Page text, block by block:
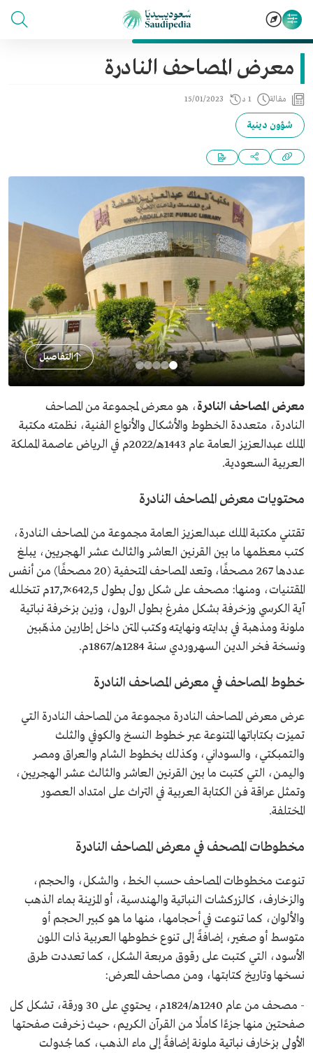
معرض المصاحف النادرة
مقالة 1 د 15/01/2023
شؤون دينية
التفاصيل
معرض المصاحف النادرة، هو معرض لمجموعة من المصاحف
النادرة، متعددة الخطوط والأشكال والأنواع الفنية، نظمته مكتبة
الملك عبدالعزيز العامة عام 1443هـ/2022م في الرياض عاصمة المملكة
العربية السعودية.
محتويات معرض المصاحف النادرة
تقتني مكتبة الملك عبدالعزيز العامة مجموعة من المصاحف النادرة،
كتب معظمها ما بين القرنين العاشر والثالث عشر الهجريين، يبلغ
عددها 267 مصحفًا، وتعد المصاحف المتحفية (20 مصحفًا) من أنفس
المقتنيات، ومنها: مصحف على شكل رول بطول 642,5×17,7م تتخلله
آية الكرسي وزخرفة بشكل مفرغ بطول الرول، وزين بزخرفة نباتية
ملونة ومذهبة في بدايته ونهايته وكتب المتن داخل إطارين مذهّبين
ونسخة فخر الدين السهروردي سنة 1284هـ/1867م.
خطوط المصاحف في معرض المصاحف النادرة
عرض معرض المصاحف النادرة مجموعة من المصاحف النادرة التي
تميزت بكتاباتها المتنوعة عبر خطوط النسخ والكوفي والثلث
والتمبكتي، والسوداني، وكذلك بخطوط الشام والعراق ومصر
واليمن، التي كتبت ما بين القرنين العاشر والثالث عشر الهجريين،
وتمثل عراقة فن الكتابة العربية في التراث على امتداد العصور
المختلفة.
مخطوطات المصحف في معرض المصاحف النادرة
تنوعت مخطوطات المصاحف حسب الخط، والشكل، والحجم،
والزخارف، كالزركشات النباتية والهندسية، أو المزينة بماء الذهب
والألوان، كما تنوعت في أحجامها، منها ما هو كبير الحجم أو
متوسط أو صغير، إضافةً إلى تنوع خطوطها العربية ذات اللون
الأسود، التي كتبت على رقوق مربعة الشكل، كما تعددت طرق
نسخها وتاريخ كتابتها، ومن مصاحف المعرض:
- مصحف من عام 1240هـ/1824م، يحتوي على 30 ورقة، تشكل كل
صفحتين منها جزءًا كاملًا من القرآن الكريم، حيث زخرفت صفحتها
الأولى بزخارف نباتية ملونة إضافةً إلى ماء الذهب، كما جُدولت